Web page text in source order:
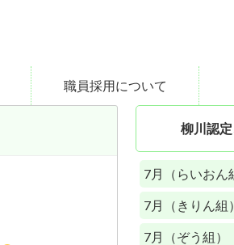
職員採用について
柳川認
7月（らいおん
7月（きりん組）
7月（ぞう組）